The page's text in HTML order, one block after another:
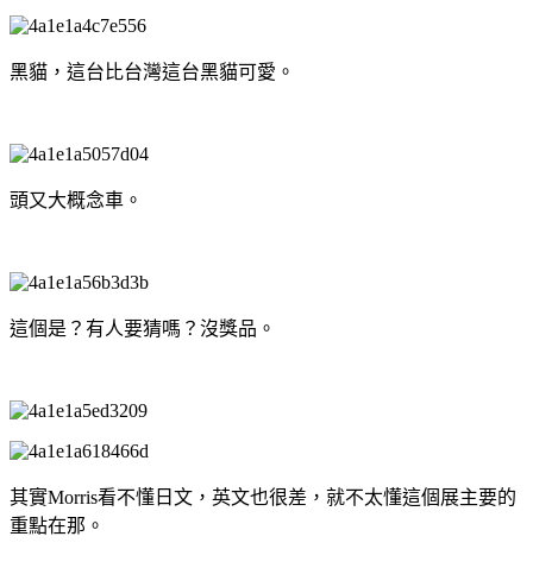
黑貓，這台比台灣這台黑貓可愛。
頭又大概念車。
這個是？有人要猜嗎？沒獎品。
其實Morris看不懂日文，英文也很差，就不太懂這個展主要的
重點在那。